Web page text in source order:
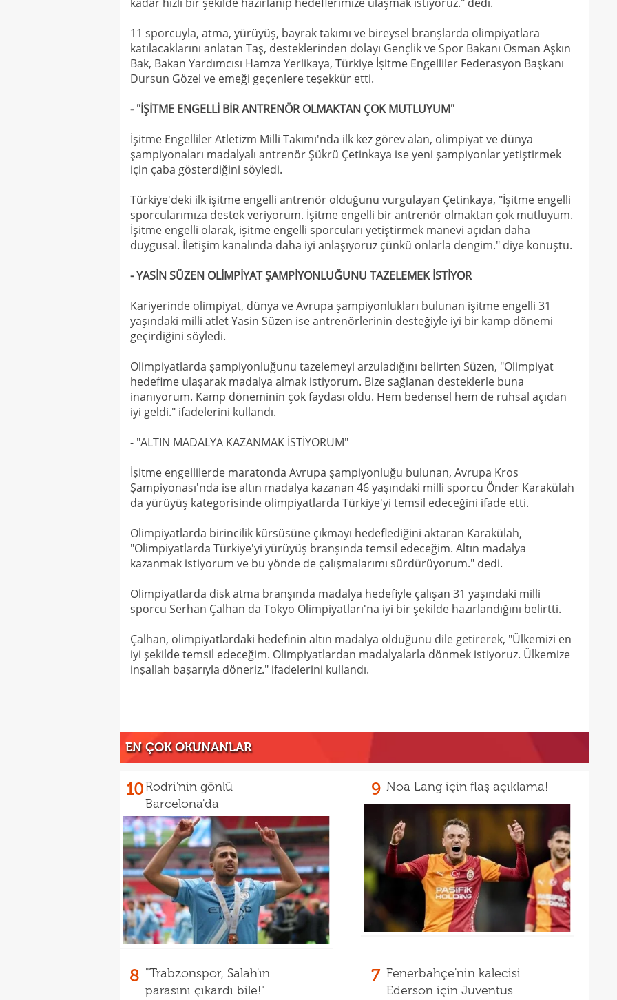
11 sporcuyla, atma, yürüyüş, bayrak takımı ve bireysel branşlarda olimpiyatlara
katılacaklarını anlatan Taş, desteklerinden dolayı Gençlik ve Spor Bakanı Osman Aşkın
Bak, Bakan Yardımcısı Hamza Yerlikaya, Türkiye İşitme Engelliler Federasyon Başkanı
Dursun Gözel ve emeği geçenlere teşekkür etti.
- "İŞİTME ENGELLİ BİR ANTRENÖR OLMAKTAN ÇOK MUTLUYUM"
İşitme Engelliler Atletizm Milli Takımı'nda ilk kez görev alan, olimpiyat ve dünya
şampiyonaları madalyalı antrenör Şükrü Çetinkaya ise yeni şampiyonlar yetiştirmek
için çaba gösterdiğini söyledi.
Türkiye'deki ilk işitme engelli antrenör olduğunu vurgulayan Çetinkaya, "İşitme engelli
sporcularımıza destek veriyorum. İşitme engelli bir antrenör olmaktan çok mutluyum.
İşitme engelli olarak, işitme engelli sporcuları yetiştirmek manevi açıdan daha
duygusal. İletişim kanalında daha iyi anlaşıyoruz çünkü onlarla dengim." diye konuştu.
- YASİN SÜZEN OLİMPİYAT ŞAMPİYONLUĞUNU TAZELEMEK İSTİYOR
Kariyerinde olimpiyat, dünya ve Avrupa şampiyonlukları bulunan işitme engelli 31
yaşındaki milli atlet Yasin Süzen ise antrenörlerinin desteğiyle iyi bir kamp dönemi
geçirdiğini söyledi.
Olimpiyatlarda şampiyonluğunu tazelemeyi arzuladığını belirten Süzen, "Olimpiyat
hedefime ulaşarak madalya almak istiyorum. Bize sağlanan desteklerle buna
inanıyorum. Kamp döneminin çok faydası oldu. Hem bedensel hem de ruhsal açıdan
iyi geldi." ifadelerini kullandı.
- "ALTIN MADALYA KAZANMAK İSTİYORUM"
İşitme engellilerde maratonda Avrupa şampiyonluğu bulunan, Avrupa Kros
Şampiyonası'nda ise altın madalya kazanan 46 yaşındaki milli sporcu Önder Karakülah
da yürüyüş kategorisinde olimpiyatlarda Türkiye'yi temsil edeceğini ifade etti.
Olimpiyatlarda birincilik kürsüsüne çıkmayı hedeflediğini aktaran Karakülah,
"Olimpiyatlarda Türkiye'yi yürüyüş branşında temsil edeceğim. Altın madalya
kazanmak istiyorum ve bu yönde de çalışmalarımı sürdürüyorum." dedi.
Olimpiyatlarda disk atma branşında madalya hedefiyle çalışan 31 yaşındaki milli
sporcu Serhan Çalhan da Tokyo Olimpiyatları'na iyi bir şekilde hazırlandığını belirtti.
Çalhan, olimpiyatlardaki hedefinin altın madalya olduğunu dile getirerek, "Ülkemizi en
iyi şekilde temsil edeceğim. Olimpiyatlardan madalyalarla dönmek istiyoruz. Ülkemize
inşallah başarıyla döneriz." ifadelerini kullandı.
EN ÇOK OKUNANLAR
10Rodri'nin gönlü
Barcelona'da
9 Noa Lang için flaş açıklama!
8 "Trabzonspor, Salah'ın
parasını çıkardı bile!"
7 Fenerbahçe'nin kalecisi
Ederson için Juventus